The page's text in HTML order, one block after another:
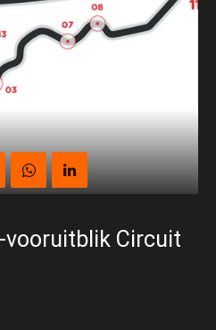
vooruitblik Circuit